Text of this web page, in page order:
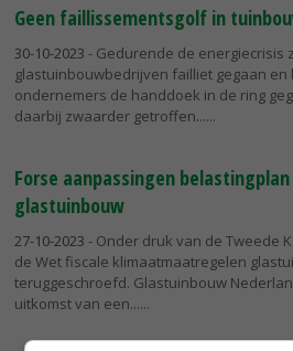
Geen faillissementsgolf in
30-10-2023 - Gedurende de energiecrisis
glastuinbouwbedrijven failliet gegaan
ondernemers de handdoek in de ring
daarbij zwaarder getroffen...
Forse aanpassingen
glastuinbouw
27-10-2023 - Onder druk van de Tweede
de Wet fiscale klimaatmaatregelen
teruggeschroefd. Glastuinbouw
uitkomst van een...